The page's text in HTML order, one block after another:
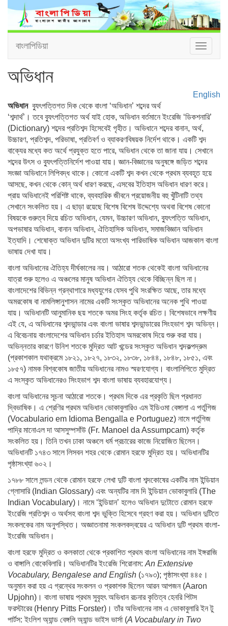
Toggle
বাংলাপিডিয়া
অভিধান
English
অভিধানব্যুৎপত্তিগত দিক থেকে বাংলা ‘অভিধান’ শব্দের অর্থ
‘শব্দার্থ’। তবে ব্যুৎপত্তিগত অর্থ যাই হোক, অভিধান বর্তমানে ইংরেজি ‘ডিকশনারি’
(Dictionary) শব্দের প্রতিশব্দ হিসেবেই গৃহীত। অভিধানে শব্দের বানান, অর্থ,
উচ্চারণ, প্রতিশব্দ, পরিভাষা, প্রতিবর্ণ ও ব্যাকরণবিষয়ক নির্দেশ থাকে। একটি শব্দ
বাক্যের মধ্যে কত অর্থে প্রযুক্ত হতে পারে, অভিধান থেকে তা জানা যায়। সেখানে
শব্দের উৎস ও ব্যুৎপত্তিনির্দেশ পাওয়া যায়। জ্ঞান-বিজ্ঞানের অনুষঙ্গে জড়িত শব্দের
সংজ্ঞা অভিধানে লিপিবদ্ধ থাকে। কোনো একটি শব্দ কখন থেকে প্রথম ব্যবহূত হয়ে
আসছে, কখন থেকে কোন্ অর্থ ধারণ করছে, এসবের ইতিহাস অভিধান ধারণ করে।
প্রায় অভিধানেই পরিশিষ্ট থাকে, ব্যবহারিক জীবনে প্রয়োজনীয় বহু খুঁটিনাটি তথ্য
সেখানে সংকলিত হয়। এ ছাড়া রয়েছে বিশেষ বিশেষ উদ্দেশ্যে অথবা বিশেষ কোনো
বিষয়কে গুরুত্ব দিয়ে রচিত অভিধান, যেমন, উচ্চারণ অভিধান, ব্যুৎপত্তি অভিধান,
অপভাষার অভিধান, বানান অভিধান, ঐতিহাসিক অভিধান, সমাজবিজ্ঞান অভিধান
ইত্যাদি। শেষোক্ত অভিধান দুটির মতো অসংখ্য পারিভাষিক অভিধান আজকাল বাংলা
ভাষায় দেখা যায়।
বাংলা অভিধানের ঐতিহ্য দীর্ঘকালের নয়। আঠারো শতক থেকেই বাংলা অভিধানের
যাত্রা শুরু হলেও এ অঞ্চলের মানুষ অভিধান ঐতিহ্য থেকে বিচ্ছিন্ন ছিল না।
বাংলাদেশের বিভিন্ন গ্রন্থাগারে মধ্যযুগের যেসব পুথি সংরক্ষিত আছে, তার মধ্যে
অমরকোষ বা নামলিঙ্গানুশাসন নামের একটি সংস্কৃত অভিধানের অনেক পুথি পাওয়া
যায়। অভিধানটি আনুমানিক ছয় শতকে অমর সিংহ কর্তৃক রচিত। বিশেষভাবে লক্ষণীয়
এই যে, এ অভিধানের শব্দভান্ডার এবং বাংলা ভাষার শব্দভান্ডারের সিংহভাগ শব্দ অভিন্ন।
এ বিবেচনায় বাংলাদেশের অভিধান চর্চার ইতিহাস অমরকোষ দিয়ে শুরু করা যায়।
অভিন্নতার কারণে উনিশ শতকে মুদ্রিত আট খন্ডের সংস্কৃত অভিধান শব্দকল্পদ্রুম
(প্রকাশকাল যথাক্রমে ১৮২১, ১৮২৭, ১৮৩২, ১৮৩৮, ১৮৪৪, ১৮৪৮, ১৮৫১, এবং
১৮৫৭) নামক বিশ্বকোষ জাতীয় অভিধানের নামও স্মরণযোগ্য। বাংলালিপিতে মুদ্রিত
এ সংস্কৃত অভিধানেরও সিংহভাগ শব্দ বাংলা ভাষায় ব্যবহারযোগ্য।
বাংলা অভিধানের সূচনা আঠারো শতকে। প্রথম দিকে এর প্রকৃতি ছিল প্রধানত
দ্বিভাষিক। এ শ্রেণির প্রথম অভিধান ভোকাবুলারিও এম ইডিওমা বেঙ্গালা এ পর্তুগিজ
(Vocabulario em Idioma Bengalla e Portuguez) নামে পর্তুগিজ
পাদ্রি মানোএল দা আসসুম্পসাঁউ (Fr. Manoel da Assumpcam) কর্তৃক
সংকলিত হয়। তিনি তখন ঢাকা অঞ্চলে ধর্ম প্রচারের কাজে নিয়োজিত ছিলেন।
অভিধানটি ১৭৪৩ সালে লিসবন শহর থেকে রোমান হরফে মুদ্রিত হয়। অভিধানটির
পৃষ্ঠাসংখ্যা ৬০২।
১৭৮৮ সালে লন্ডন থেকে রোমান হরফে লেখা দুটি বাংলা শব্দকোষের একটির নাম ইন্ডিয়ান
গ্লোসারি (Indian Glossary) এবং অন্যটির নাম দি ইন্ডিয়ান ভোকাবুলারি (The
Indian Vocabulary)। নামে ‘ইন্ডিয়ান’ হলেও অভিধান দুটোতে রোমান হরফে
ইংরেজি প্রতিশব্দ ও অর্থসহ বাংলা শব্দ ভুক্তি হিসেবে গ্রহণ করা হয়। অভিধান দুটিতে
সংকলকের নাম অনুপস্থিত। অজ্ঞাতনামা সংকলকদ্বয়ের এ অভিধান দুটি প্রথম বাংলা-
ইংরেজি অভিধান।
বাংলা হরফে মুদ্রিত ও কলকাতা থেকে প্রকাশিত প্রথম বাংলা অভিধানের নাম ইঙ্গরাজি
ও বাঙ্গালি বোকেবিলারি। অভিধানটির ইংরেজি শিরোনাম: An Extensive
Vocabulary, Bengalese and English (১৭৯৩); পৃষ্ঠাসংখ্যা ৪৪৫।
অনুমান করা হয় এ গ্রন্থের সংকলন ও প্রকাশক ছিলেন আরন আপজন (Aaron
Upjohn)। বাংলা ভাষায় প্রথম সুবৃহৎ অভিধান রচনার কৃতিত্ব হেনরি পিটস
ফরস্টারের (Henry Pitts Forster)। তাঁর অভিধানের নাম এ ভোকাবুলারি ইন টু
পার্টস: ইংলিশ অ্যান্ড বেঙ্গলি অ্যান্ড ভাইস ভার্সা (A Vocabulary in Two